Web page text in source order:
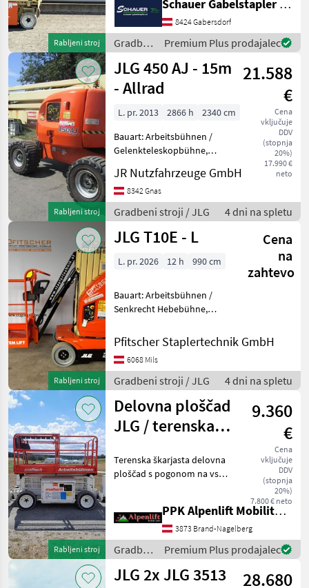
Rabljeni stroj
2135mm, Batterie: Trojan
PzS 24V Zustand: Neu,
Bereifung vorne: Bandagen
Ein
Schauer Gabelstapler GmbH
8424 Gabersdorf
Gradbeni
stroji /
JLG
Premium Plus prodajalec
Rabljeni stroj
JLG 450 AJ - 15m
- Allrad
21.588
€
Cena
vključuje
DDV
(stopnja
20%)
17.990 €
neto
L. pr. 2013 2866 h
2340 cm
Bauart: Arbeitsbühnen /
Gelenkteleskopbühne,
2290mm, Bereifung vorne:
Luft Einfach 80 - 100% ,
Bereifung hinten: Luft
Einfach 80 - 100% ,
JR Nutzfahrzeuge GmbH
8342 Gnas
Gradbeni stroji / JLG 4 dni na spletu
Rabljeni stroj
JLG T10E - L
Cena
na
zahtevo
L. pr. 2026 12 h 990 cm
Bauart: Arbeitsbühnen /
Senkrecht Hebebühne,
Batterie: Bj. 2026 24V 260Ah
, Bereifung vorne: Non
Marking Einfach , Bereifung
hinten: Non Marking Ein
Pfitscher Staplertechnik GmbH
6068 Mils
Gradbeni stroji / JLG 4 dni na spletu
Rabljeni stroj
Delovna ploščad
JLG / terenska
ploščad
9.360
€
Cena
vključuje
DDV
(stopnja
20%)
7.800 € neto
Terenska škarjasta delovna
ploščad s pogonom na vsa
260MRT Diesel 3764 kg
Nosilnost 570 kg Delovna
višina 10 m 800 ur po
PPK Alpenlift Mobilität GmbH
3873 Brand-Nagelberg
Gradbeni
stroji /
JLG
Premium Plus prodajalec
JLG 2x JLG 3513
28.680